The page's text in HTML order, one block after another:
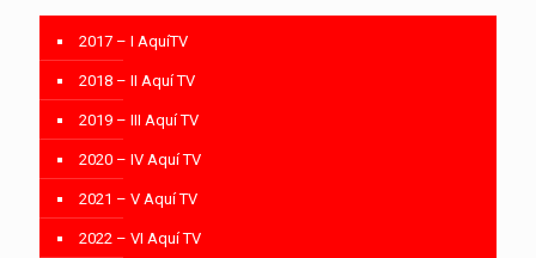
2017 – I AquíTV
2018 – II Aquí TV
2019 – III Aquí TV
2020 – IV Aquí TV
2021 – V Aquí TV
2022 – VI Aquí TV